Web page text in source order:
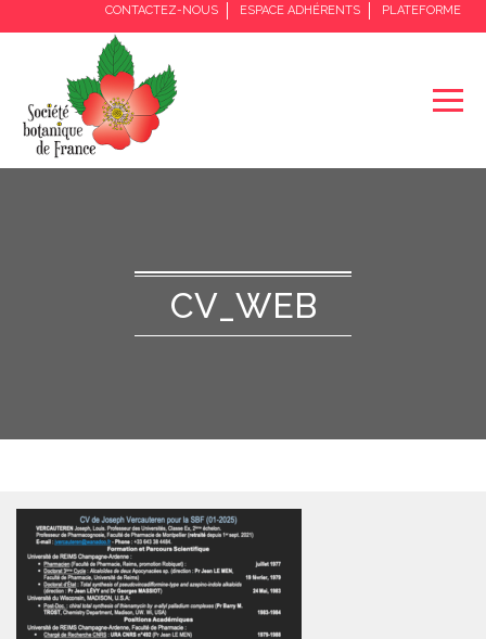
CONTACTEZ-NOUS ESPACE ADHÉRENTS PLATEFORME
CV_WEB